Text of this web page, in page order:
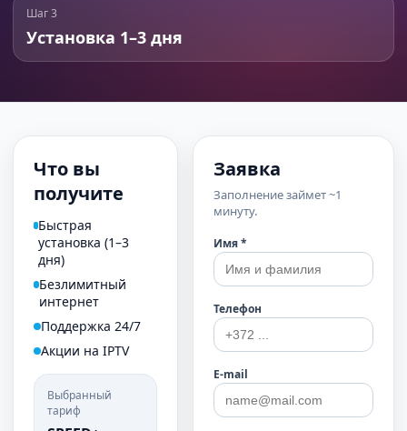
Шаг 3
Установка 1–3 дня
Что вы
получите
Быстрая
установка (1–3
дня)
Безлимитный
интернет
Поддержка 24/7
Акции на IPTV
Выбранный
тариф
Заявка
Заполнение займет ~1
минуту.
Имя *
Телефон
E-mail